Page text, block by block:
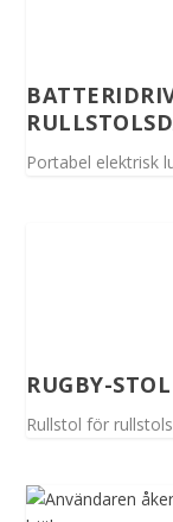
Portabel elektrisk
RUGBY-STOL
Rullstol för